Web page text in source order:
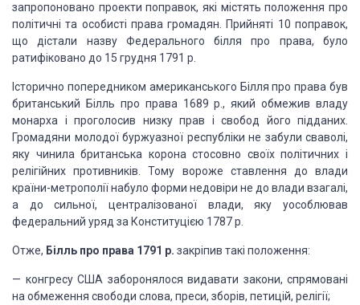
запропоновано проекти по­правок, які містять положення про
політичні та особисті права громадян. Прийняті 10 поправок,
що дістали назву Федерального білля про права, було
ратифіковано до 15 грудня 1791 р.
Історично попередником американського Білля про права був
британський Білль про права 1689 р., який обмежив владу
монарха і проголосив низку прав і свобод його підданих.
Громадяни молодої буржуазної республіки не забули сваволі,
яку чинила британська корона стосовно своїхполітичних і
релігійних противників. Тому вороже ставлення до влади
країни-метрополії набуло форми недо­віри не до влади взагалі,
а до сильної, централізованої влади, яку уособлював
федеральний уряд за Конституцією 1787 р.
Отже, Білль про права 1791 р. закріпив такі положення:
— конгресу США заборонялося видавати закони, спрямовані
на обмеження свободи слова, преси, зборів, петицій, релігії;